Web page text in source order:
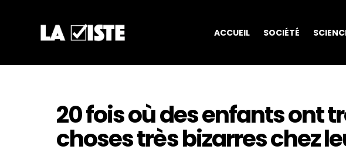
ACCUEIL SOCIÉTÉ
20 fois où des enfants ont
choses très bizarres chez